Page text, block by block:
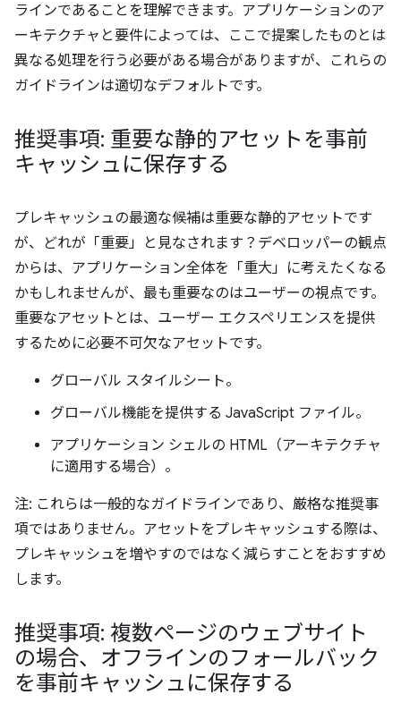
ラインであることを理解できます。アプリケーションのア
ーキテクチャと要件によっては、ここで提案したものとは
異なる処理を行う必要がある場合がありますが、これらの
ガイドラインは適切なデフォルトです。
推奨事項: 重要な静的アセットを事前
キャッシュに保存する
プレキャッシュの最適な候補は重要な静的アセットです
が、どれが「重要」と見なされます？デベロッパーの観点
からは、アプリケーション全体を「重大」に考えたくなる
かもしれませんが、最も重要なのはユーザーの視点です。
重要なアセットとは、ユーザー エクスペリエンスを提供
するために必要不可欠なアセットです。
グローバル スタイルシート。
グローバル機能を提供する JavaScript ファイル。
アプリケーション シェルの HTML（アーキテクチャ
に適用する場合）。
注: これらは一般的なガイドラインであり、厳格な推奨事
項ではありません。アセットをプレキャッシュする際は、
プレキャッシュを増やすのではなく減らすことをおすすめ
します。
推奨事項: 複数ページのウェブサイト
の場合、オフラインのフォールバック
を事前キャッシュに保存する